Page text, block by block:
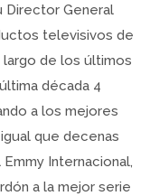
Director General
televisivos de
largo de los últimos
década 4
a los mejores
que decenas
Internacional,
a la mejor serie